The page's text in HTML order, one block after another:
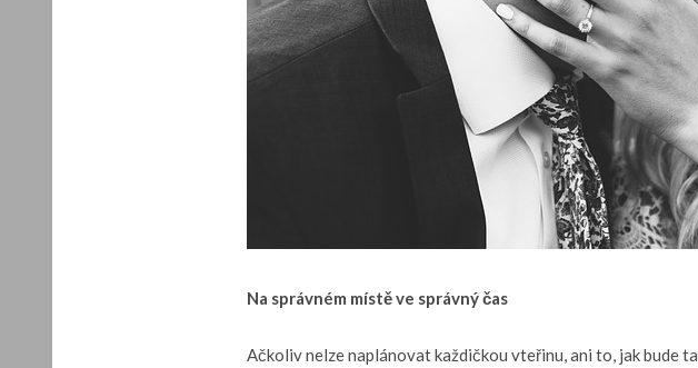
Na správném místě ve správný čas
Ačkoliv nelze naplánovat každičkou vteřinu, ani to, jak bude